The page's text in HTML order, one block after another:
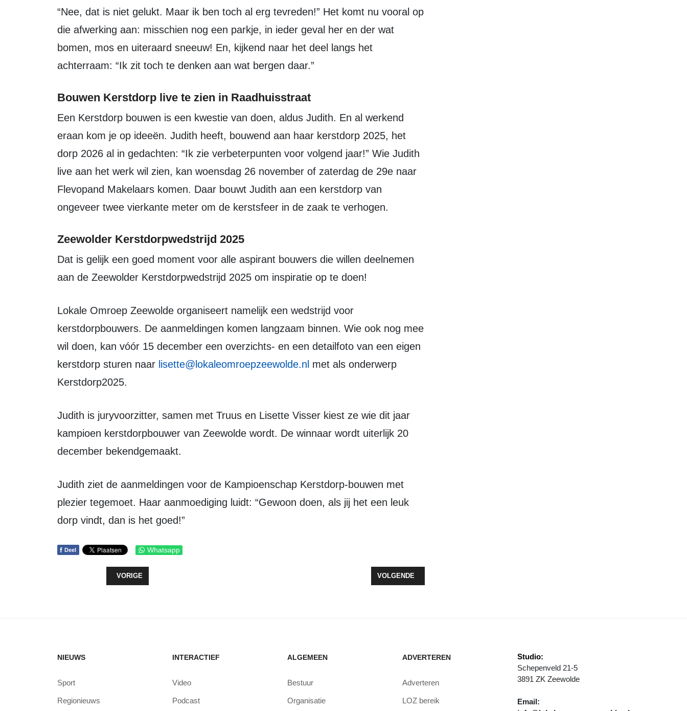
“Nee, dat is niet gelukt. Maar ik ben toch al erg tevreden!” Het komt nu vooral op
die afwerking aan: misschien nog een parkje, in ieder geval her en der wat
bomen, mos en uiteraard sneeuw! En, kijkend naar het deel langs het
achterraam: “Ik zit toch te denken aan wat bergen daar.”
Bouwen Kerstdorp live te zien in Raadhuisstraat
Een Kerstdorp bouwen is een kwestie van doen, aldus Judith. En al werkend
eraan kom je op ideeën. Judith heeft, bouwend aan haar kerstdorp 2025, het
dorp 2026 al in gedachten: “Ik zie verbeterpunten voor volgend jaar!” Wie Judith
live aan het werk wil zien, kan woensdag 26 november of zaterdag de 29e naar
Flevopand Makelaars komen. Daar bouwt Judith aan een kerstdorp van
ongeveer twee vierkante meter om de kerstsfeer in de zaak te verhogen.
Zeewolder Kerstdorpwedstrijd 2025
Dat is gelijk een goed moment voor alle aspirant bouwers die willen deelnemen
aan de Zeewolder Kerstdorpwedstrijd 2025 om inspiratie op te doen!
Lokale Omroep Zeewolde organiseert namelijk een wedstrijd voor
kerstdorpbouwers. De aanmeldingen komen langzaam binnen. Wie ook nog mee
wil doen, kan vóór 15 december een overzichts- en een detailfoto van een eigen
kerstdorp sturen naar lisette@lokaleomroepzeewolde.nl met als onderwerp
Kerstdorp2025.
Judith is juryvoorzitter, samen met Truus en Lisette Visser kiest ze wie dit jaar
kampioen kerstdorpbouwer van Zeewolde wordt. De winnaar wordt uiterlijk 20
december bekendgemaakt.
Judith ziet de aanmeldingen voor de Kampioenschap Kerstdorp-bouwen met
plezier tegemoet. Haar aanmoediging luidt: “Gewoon doen, als jij het een leuk
dorp vindt, dan is het goed!”
f Deel Whatsapp
VORIG ARTIKEL: GEMEENTE EN HVC DUIDELIJK OVER DIFTAR IN ZEEWOLDE: MINDER RESTAFVAL, MEER REGIE VOOR INWONERS
VORIGE VOLGENDE ARTIKEL: FEESTJE VOOR DE 75-JARIGEN
VOLGENDE
NIEUWS
Sport
Regionieuws
INTERACTIEF
Video
Podcast
ALGEMEEN
Bestuur
Organisatie
ADVERTEREN
Adverteren
LOZ bereik
Studio:
Schepenveld 21-5
3891 ZK Zeewolde
Email: